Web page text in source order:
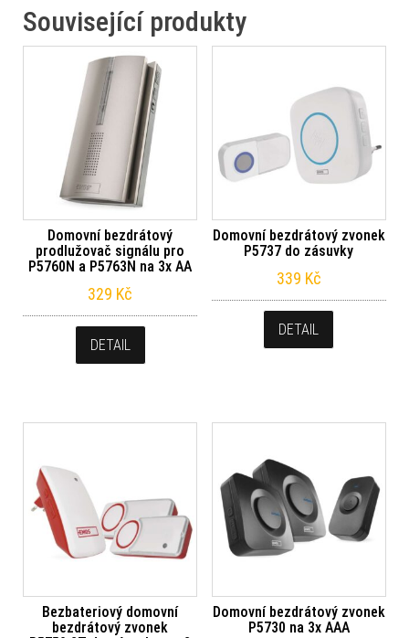
Související produkty
Domovní bezdrátový
prodlužovač signálu pro
P5760N a P5763N na 3x AA
329 Kč
DETAIL
Domovní bezdrátový zvonek
P5737 do zásuvky
339 Kč
DETAIL
Bezbateriový domovní
bezdrátový zvonek
Domovní bezdrátový zvonek
P5730 na 3x AAA